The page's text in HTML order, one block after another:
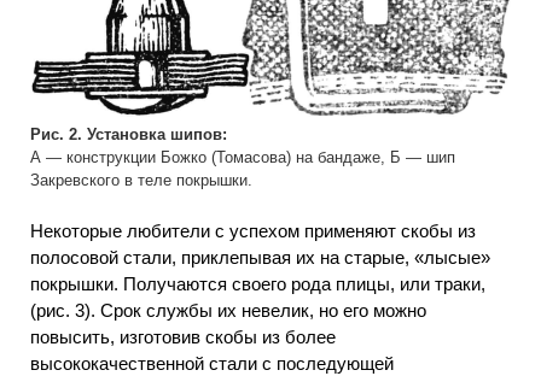
Рис. 2. Установка шипов:
А — конструкции Божко (Томасова) на бандаже, Б — шип
Закревского в теле покрышки.
Некоторые любители с успехом применяют скобы из
полосовой стали, приклепывая их на старые, «лысые»
покрышки. Получаются своего рода плицы, или траки,
(рис. 3). Срок службы их невелик, но его можно
повысить, изготовив скобы из более
высококачественной стали с последующей